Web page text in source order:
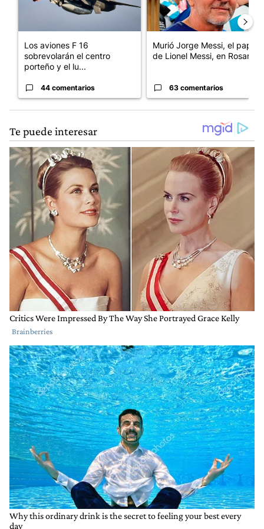
Los aviones F 16
sobrevolarán el centro
porteño y el lu...
44 comentarios
Murió Jorge Messi, el papá
de Lionel Messi, en Rosario
63 comentarios